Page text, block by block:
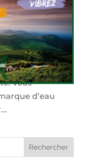
la Volvic
du Parc
d’Auvergne et
des Puys, venez
Vous
d’eau